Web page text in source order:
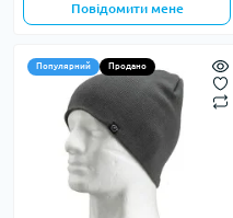
Повідомити мене
Популярний Продано